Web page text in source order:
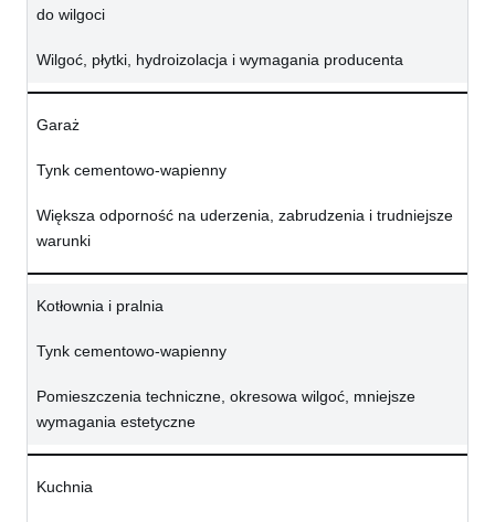
do wilgoci
Wilgoć, płytki, hydroizolacja i wymagania producenta
Garaż
Tynk cementowo-wapienny
Większa odporność na uderzenia, zabrudzenia i trudniejsze
warunki
Kotłownia i pralnia
Tynk cementowo-wapienny
Pomieszczenia techniczne, okresowa wilgoć, mniejsze
wymagania estetyczne
Kuchnia